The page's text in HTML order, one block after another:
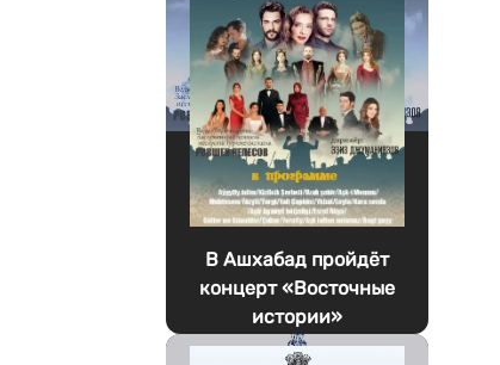
В Ашхабад пройдёт
концерт «Восточные
истории»